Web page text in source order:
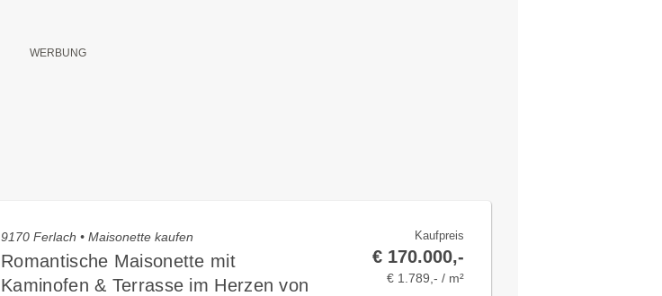
9170 Ferlach • Maisonette kaufen
Romantische Maisonette mit
Kaminofen & Terrasse im Herzen von
Kaufpreis
€ 170.000,-
€ 1.789,- / m²